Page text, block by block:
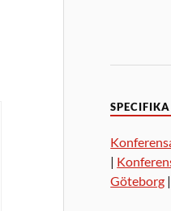
|
Göteborg